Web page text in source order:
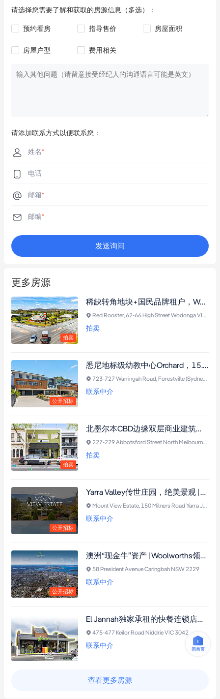
请选择您需要了解和获取的房源信息（多选）：
预约看房 指导售价 房屋面积
房屋户型 费用相关
请添加联系方式以便联系您：
姓名*
电话
邮箱*
邮编*
发送询问
更多房源
拍卖
稀缺转角地块+国民品牌租户，Wodonga Red Rooster物业，全新10年净租约
Red Rooster, 62-66 High Street Wodonga VIC 3690
拍卖
公开招标
悉尼地标级幼教中心Orchard，15.5年三重净租约稳固收益至2040年
723-727 Warringah Road, Forestville (Sydney) NSW Forestville NSW 2087
联系中介
拍卖
北墨尔本CBD边缘双层商业建筑，黄金地段，蓝筹租户100%承租
227-229 Abbotsford Street North Melbourne VIC 3051
拍卖
公开招标
Yarra Valley传世庄园，绝美景观 | 稳定收益 | 获批扩建许可
Mount View Estate, 150 Milners Road Yarra Junction VIC 3797
联系中介
公开招标
澳洲“现金牛”资产 | Woolworths领衔全澳业绩TOP级购物中心出售
58 President Avenue Caringbah NSW 2229
联系中介
El Jannah独家承租的快餐连锁店，全新15年净租约，年租金递增4%
475-477 Keilor Road Niddrie VIC 3042
联系中介
查看更多房源